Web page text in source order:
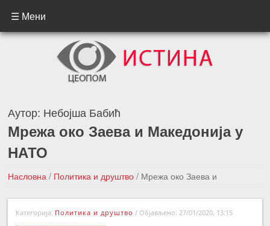
☰ Мени
Аутор: Небојша Бабић
Мрежа око Заева и Македонија у
НАТО
Насловна / Политика и друштво / Мрежа око Заева и
Македонија у НАТО
←Претходна вест
Следећа вест →
Категорија: Политика и друштво / Објављено: 27/01/2020, 13:15